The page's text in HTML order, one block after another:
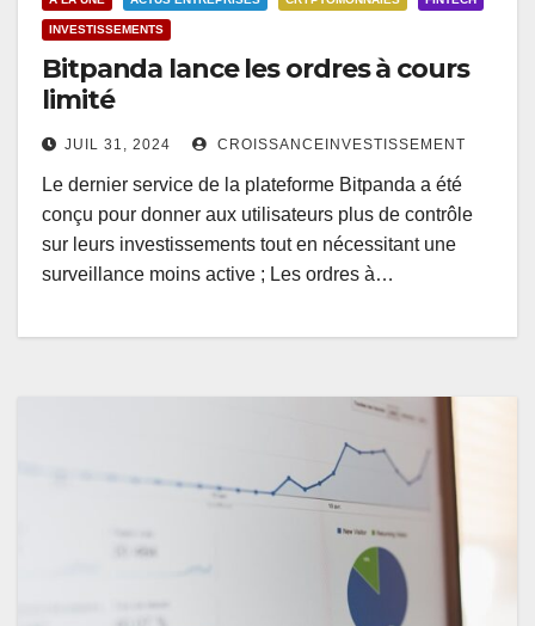
INVESTISSEMENTS
Bitpanda lance les ordres à cours
limité
JUIL 31, 2024 CROISSANCEINVESTISSEMENT
Le dernier service de la plateforme Bitpanda a été
conçu pour donner aux utilisateurs plus de contrôle
sur leurs investissements tout en nécessitant une
surveillance moins active ; Les ordres à…